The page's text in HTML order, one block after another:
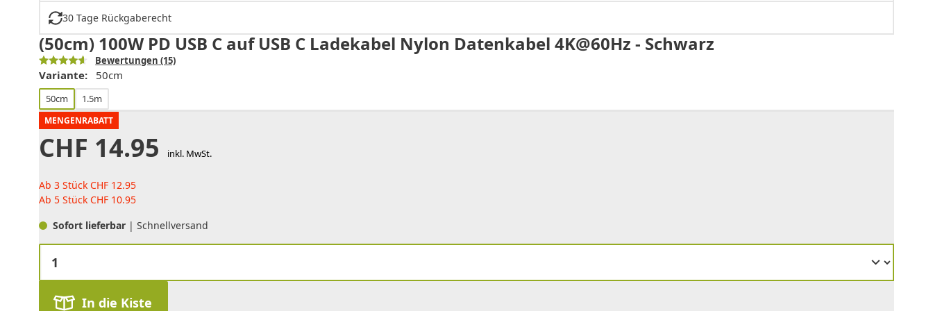
30 Tage Rückgaberecht
(50cm) 100W PD USB C auf USB C Ladekabel Nylon Datenkabel 4K@60Hz - Schwarz
Bewertungen (15)
Variante: 50cm
50cm 1.5m
MENGENRABATT
CHF 14.95 inkl. MwSt.
Ab 3 Stück CHF 12.95
Ab 5 Stück CHF 10.95
Sofort lieferbar | Schnellversand
In die Kiste